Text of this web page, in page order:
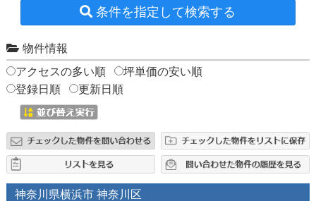
条件を指定して検索する
物件情報
アクセスの多い順
坪単価の安い順
登録日順
更新日順
神奈川県横浜市 神奈川区